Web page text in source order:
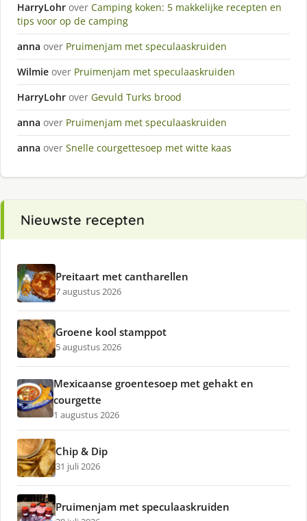
HarryLohr over Camping koken: 5 makkelijke recepten en
tips voor op de camping
anna over Pruimenjam met speculaaskruiden
Wilmie over Pruimenjam met speculaaskruiden
HarryLohr over Gevuld Turks brood
anna over Pruimenjam met speculaaskruiden
anna over Snelle courgettesoep met witte kaas
Nieuwste recepten
Preitaart met cantharellen
7 augustus 2026
Groene kool stamppot
5 augustus 2026
Mexicaanse groentesoep met gehakt en
courgette
1 augustus 2026
Chip & Dip
31 juli 2026
Pruimenjam met speculaaskruiden